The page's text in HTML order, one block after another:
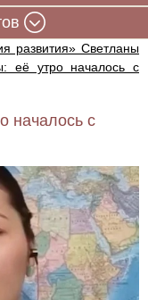
развития» Светланы
её утро началось с
началось с